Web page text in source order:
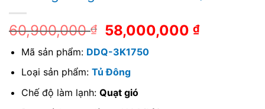
60,900,000₫ 58,000,000₫
Mã sản phẩm: DDQ-3K1750
Loại sản phẩm: Tủ Đông
Chế độ làm lạnh: Quạt gió